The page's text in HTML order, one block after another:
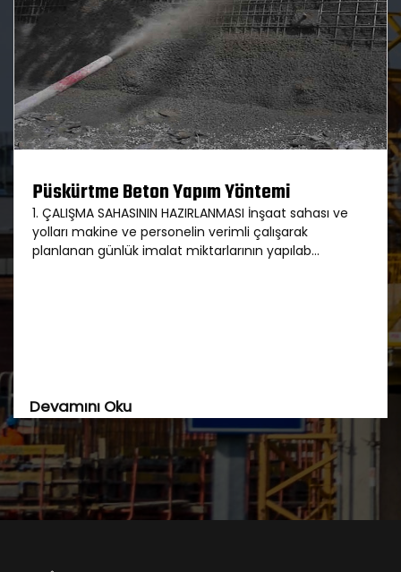
Püskürtme Beton Yapım Yöntemi
1. ÇALIŞMA SAHASININ HAZIRLANMASI İnşaat sahası ve
yolları makine ve personelin verimli çalışarak
planlanan günlük imalat miktarlarının yapılab...
Devamını Oku